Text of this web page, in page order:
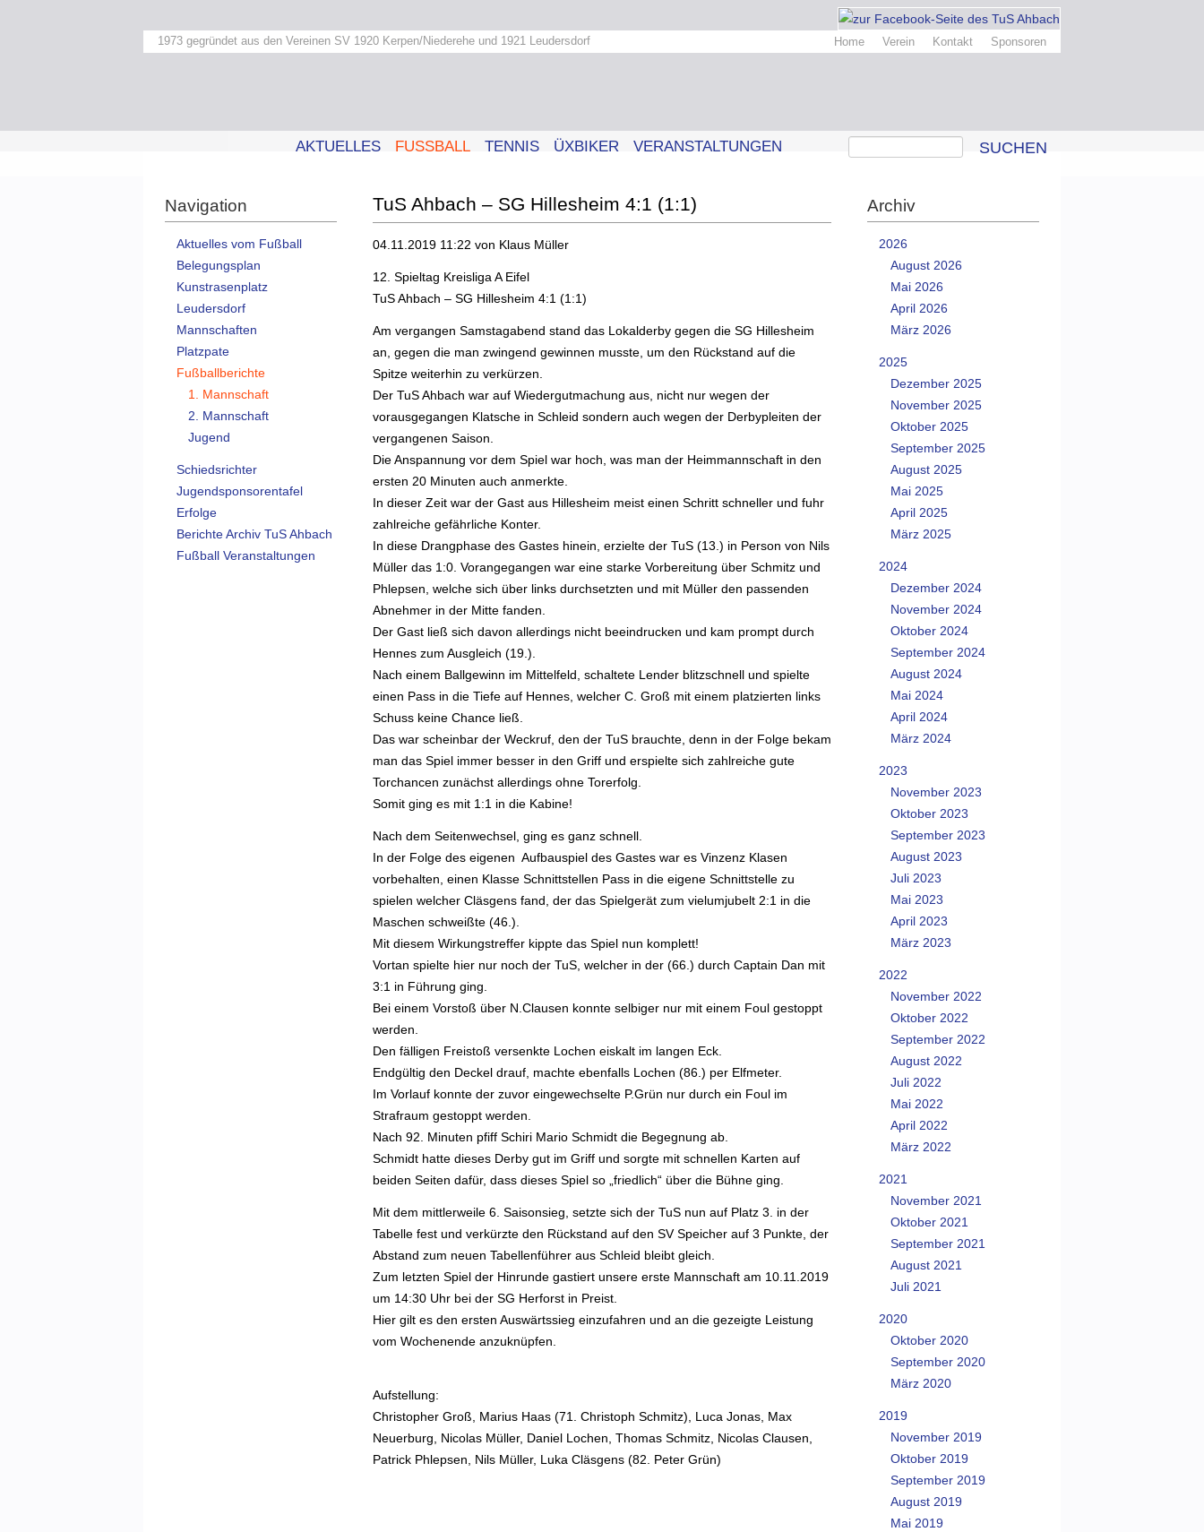
1973 gegründet aus den Vereinen SV 1920 Kerpen/Niederehe und 1921 Leudersdorf Home Verein Kontakt Sponsoren
AKTUELLES FUSSBALL TENNIS ÜXBIKER VERANSTALTUNGEN SUCHEN
TuS Ahbach – SG Hillesheim 4:1 (1:1)
04.11.2019 11:22 von Klaus Müller
12. Spieltag Kreisliga A Eifel
TuS Ahbach – SG Hillesheim 4:1 (1:1)
Am vergangen Samstagabend stand das Lokalderby gegen die SG Hillesheim
an, gegen die man zwingend gewinnen musste, um den Rückstand auf die
Spitze weiterhin zu verkürzen.
Der TuS Ahbach war auf Wiedergutmachung aus, nicht nur wegen der
vorausgegangen Klatsche in Schleid sondern auch wegen der Derbypleiten der
vergangenen Saison.
Die Anspannung vor dem Spiel war hoch, was man der Heimmannschaft in den
ersten 20 Minuten auch anmerkte.
In dieser Zeit war der Gast aus Hillesheim meist einen Schritt schneller und fuhr
zahlreiche gefährliche Konter.
In diese Drangphase des Gastes hinein, erzielte der TuS (13.) in Person von Nils
Müller das 1:0. Vorangegangen war eine starke Vorbereitung über Schmitz und
Phlepsen, welche sich über links durchsetzten und mit Müller den passenden
Abnehmer in der Mitte fanden.
Der Gast ließ sich davon allerdings nicht beeindrucken und kam prompt durch
Hennes zum Ausgleich (19.).
Nach einem Ballgewinn im Mittelfeld, schaltete Lender blitzschnell und spielte
einen Pass in die Tiefe auf Hennes, welcher C. Groß mit einem platzierten links
Schuss keine Chance ließ.
Das war scheinbar der Weckruf, den der TuS brauchte, denn in der Folge bekam
man das Spiel immer besser in den Griff und erspielte sich zahlreiche gute
Torchancen zunächst allerdings ohne Torerfolg.
Somit ging es mit 1:1 in die Kabine!
Nach dem Seitenwechsel, ging es ganz schnell.
In der Folge des eigenen Aufbauspiel des Gastes war es Vinzenz Klasen
vorbehalten, einen Klasse Schnittstellen Pass in die eigene Schnittstelle zu
spielen welcher Cläsgens fand, der das Spielgerät zum vielumjubelt 2:1 in die
Maschen schweißte (46.).
Mit diesem Wirkungstreffer kippte das Spiel nun komplett!
Vortan spielte hier nur noch der TuS, welcher in der (66.) durch Captain Dan mit
3:1 in Führung ging.
Bei einem Vorstoß über N.Clausen konnte selbiger nur mit einem Foul gestoppt
werden.
Den fälligen Freistoß versenkte Lochen eiskalt im langen Eck.
Endgültig den Deckel drauf, machte ebenfalls Lochen (86.) per Elfmeter.
Im Vorlauf konnte der zuvor eingewechselte P.Grün nur durch ein Foul im
Strafraum gestoppt werden.
Nach 92. Minuten pfiff Schiri Mario Schmidt die Begegnung ab.
Schmidt hatte dieses Derby gut im Griff und sorgte mit schnellen Karten auf
beiden Seiten dafür, dass dieses Spiel so „friedlich“ über die Bühne ging.
Mit dem mittlerweile 6. Saisonsieg, setzte sich der TuS nun auf Platz 3. in der
Tabelle fest und verkürzte den Rückstand auf den SV Speicher auf 3 Punkte, der
Abstand zum neuen Tabellenführer aus Schleid bleibt gleich.
Zum letzten Spiel der Hinrunde gastiert unsere erste Mannschaft am 10.11.2019
um 14:30 Uhr bei der SG Herforst in Preist.
Hier gilt es den ersten Auswärtssieg einzufahren und an die gezeigte Leistung
vom Wochenende anzuknüpfen.
Aufstellung:
Christopher Groß, Marius Haas (71. Christoph Schmitz), Luca Jonas, Max
Neuerburg, Nicolas Müller, Daniel Lochen, Thomas Schmitz, Nicolas Clausen,
Patrick Phlepsen, Nils Müller, Luka Cläsgens (82. Peter Grün)
Navigation
Aktuelles vom Fußball
Belegungsplan
Kunstrasenplatz
Leudersdorf
Mannschaften
Platzpate
Fußballberichte
1. Mannschaft
2. Mannschaft
Jugend
Schiedsrichter
Jugendsponsorentafel
Erfolge
Berichte Archiv TuS Ahbach
Fußball Veranstaltungen
Archiv
2026
August 2026
Mai 2026
April 2026
März 2026
2025
Dezember 2025
November 2025
Oktober 2025
September 2025
August 2025
Mai 2025
April 2025
März 2025
2024
Dezember 2024
November 2024
Oktober 2024
September 2024
August 2024
Mai 2024
April 2024
März 2024
2023
November 2023
Oktober 2023
September 2023
August 2023
Juli 2023
Mai 2023
April 2023
März 2023
2022
November 2022
Oktober 2022
September 2022
August 2022
Juli 2022
Mai 2022
April 2022
März 2022
2021
November 2021
Oktober 2021
September 2021
August 2021
Juli 2021
2020
Oktober 2020
September 2020
März 2020
2019
November 2019
Oktober 2019
September 2019
August 2019
Mai 2019